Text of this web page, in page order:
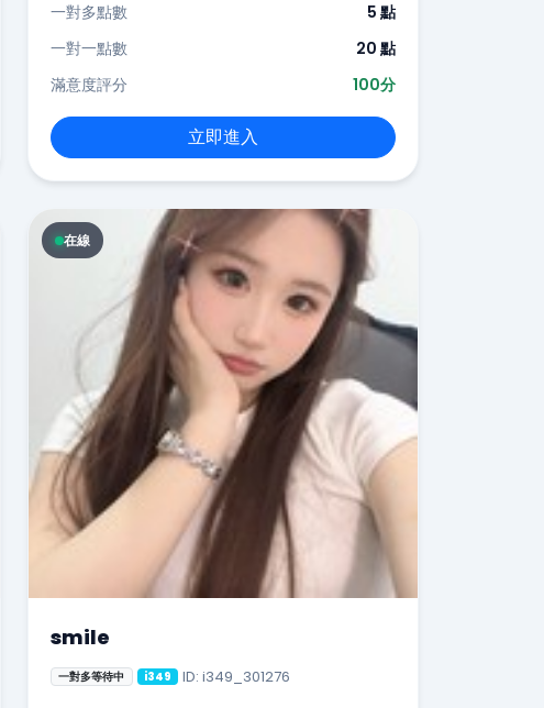
一對多點數
5 點
一對一點數
20 點
滿意度評分
100分
立即進入
在線
smile
一對多等待中 i349 ID: i349_301276